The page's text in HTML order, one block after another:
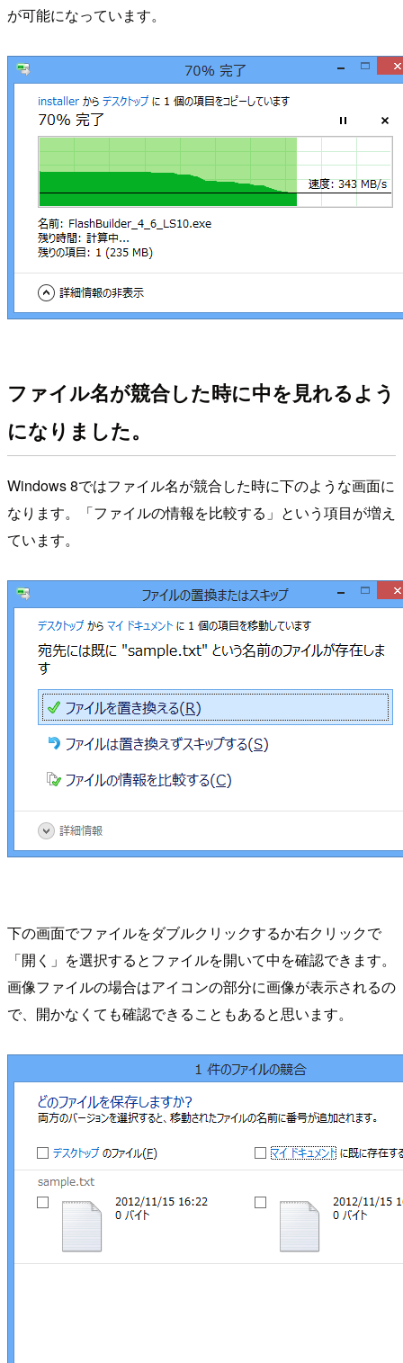
が可能になっています。
ファイル名が競合した時に中を見れるよう
になりました。
Windows 8ではファイル名が競合した時に下のような画面に
なります。「ファイルの情報を比較する」という項目が増え
ています。
下の画面でファイルをダブルクリックするか右クリックで
「開く」を選択するとファイルを開いて中を確認できます。
画像ファイルの場合はアイコンの部分に画像が表示されるの
で、開かなくても確認できることもあると思います。